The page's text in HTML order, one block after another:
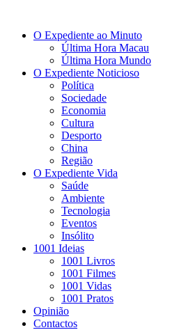
O Expediente ao Minuto
Última Hora Macau
Última Hora Mundo
O Expediente Noticioso
Política
Sociedade
Economia
Cultura
Desporto
China
Região
O Expediente Vida
Saúde
Ambiente
Tecnologia
Eventos
Insólito
1001 Ideias
1001 Livros
1001 Filmes
1001 Vidas
1001 Pratos
Opinião
Contactos